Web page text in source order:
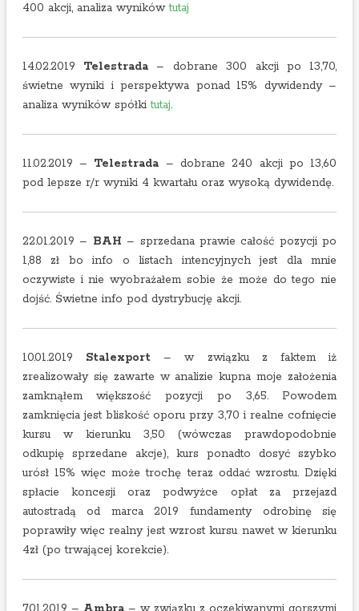
400 akcji, analiza wynikówtutaj
14.02.2019 Telestrada – dobrane 300 akcji po 13,70,
świetne wyniki i perspektywa ponad 15% dywidendy –
analiza wyników spółkitutaj.
11.02.2019 – Telestrada – dobrane 240 akcji po 13,60
pod lepsze r/r wyniki 4 kwartału oraz wysoką dywidendę.
22.01.2019 – BAH – sprzedana prawie całość pozycji po
1,88 zł bo info o listach intencyjnych jest dla mnie
oczywiste i nie wyobrażałem sobie że może do tego nie
dojść. Świetne info pod dystrybucję akcji.
10.01.2019 Stalexport– w związku z faktem iż
zrealizowały się zawarte w analizie kupna moje założenia
zamknąłem większość pozycji po 3,65. Powodem
zamknięcia jest bliskość oporu przy 3,70 i realne cofnięcie
kursu w kierunku 3,50 (wówczas prawdopodobnie
odkupię sprzedane akcje), kurs ponadto dosyć szybko
urósł 15% więc może trochę teraz oddać wzrostu. Dzięki
spłacie koncesji oraz podwyżce opłat za przejazd
autostradą od marca 2019 fundamenty odrobinę się
poprawiły więc realny jest wzrost kursu nawet w kierunku
4zł (po trwającej korekcie).